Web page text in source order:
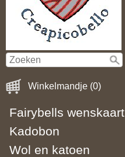
Winkelmandje (0)
Fairybells wenskaart
Kadobon
Wol en katoen